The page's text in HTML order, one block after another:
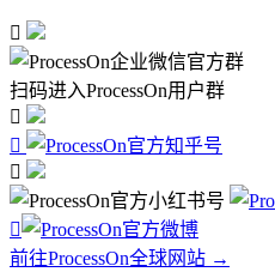

扫码进入ProcessOn用户群




前往ProcessOn全球网站 →